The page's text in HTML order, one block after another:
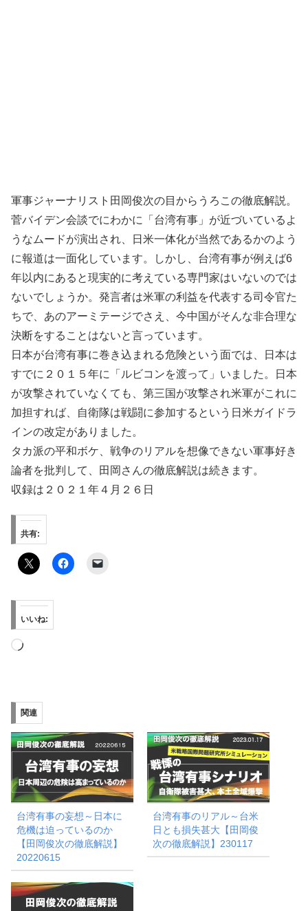
軍事ジャーナリスト田岡俊次の目からうろこの徹底解説。
菅バイデン会談でにわかに「台湾有事」が近づいているよ
うなムードが演出され、日米一体化が当然であるかのよう
に報道は一面化しています。しかし、台湾有事が例えば6
年以内にあると現実的に考えている専門家はいないのでは
ないでしょうか。発言者は米軍の利益を代表する司令官た
ちで、あのアーミテージでさえ、今中国がそんな非合理な
決断をすることはないと言っています。
日本が台湾有事に巻き込まれる危険という面では、日本は
すでに２０１５年に「ルビコンを渡って」いました。日本
が攻撃されていなくても、第三国が攻撃され米軍がこれに
加担すれば、自衛隊は戦闘に参加するという日米ガイドラ
インの改定がありました。
タカ派の平和ボケ、戦争のリアルを想像できない軍事好き
論者を批判して、田岡さんの徹底解説は続きます。
収録は２０２１年４月２６日
共有:
いいね:
読
み
中…
関連
台湾有事の妄想～日本に
危機は迫っているのか
【田岡俊次の徹底解説】
20220615
台湾有事のリアル～台米
日とも損失甚大【田岡俊
次の徹底解説】230117